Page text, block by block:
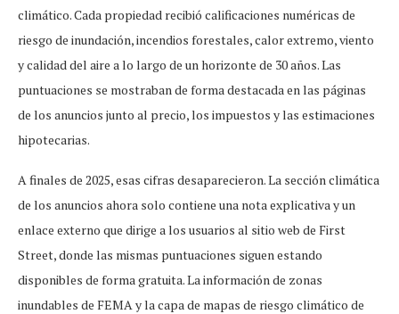
climático. Cada propiedad recibió calificaciones numéricas de
riesgo de inundación, incendios forestales, calor extremo, viento
y calidad del aire a lo largo de un horizonte de 30 años. Las
puntuaciones se mostraban de forma destacada en las páginas
de los anuncios junto al precio, los impuestos y las estimaciones
hipotecarias.
A finales de 2025, esas cifras desaparecieron. La sección climática
de los anuncios ahora solo contiene una nota explicativa y un
enlace externo que dirige a los usuarios al sitio web de First
Street, donde las mismas puntuaciones siguen estando
disponibles de forma gratuita. La información de zonas
inundables de FEMA y la capa de mapas de riesgo climático de